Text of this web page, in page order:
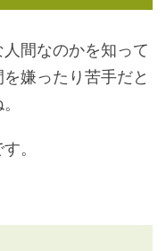
間なのかを知って
嫌ったり苦手だと
。